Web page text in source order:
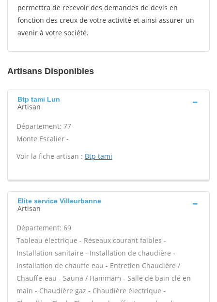
permettra de recevoir des demandes de devis en
fonction des creux de votre activité et ainsi assurer un
avenir à votre société.
Artisans Disponibles
Btp tami Lun
Artisan
Département: 77
Monte Escalier -
Voir la fiche artisan : Btp tami
Elite service Villeurbanne
Artisan
Département: 69
Tableau électrique - Réseaux courant faibles -
Installation sanitaire - Installation de chaudière -
Installation de chauffe eau - Entretien Chaudière /
Chauffe-eau - Sauna / Hammam - Salle de bain clé en
main - Chaudière gaz - Chaudière électrique -